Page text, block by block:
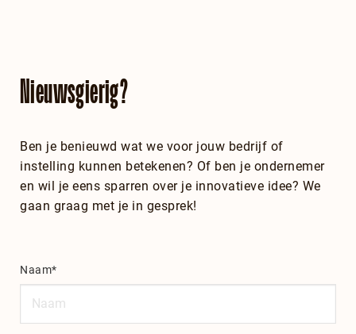
Nieuwsgierig?
Ben je benieuwd wat we voor jouw bedrijf of
instelling kunnen betekenen? Of ben je ondernemer
en wil je eens sparren over je innovatieve idee? We
gaan graag met je in gesprek!
Naam*